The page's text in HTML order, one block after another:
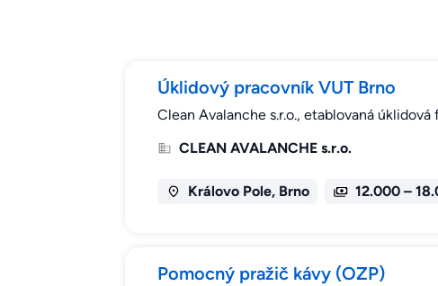
Úklidový pracovník VUT Brno
Clean Avalanche s.r.o., etablovaná
CLEAN AVALANCHE s.r.o.
Královo Pole, Brno 12.000 –
Pomocný pražič kávy (OZP)